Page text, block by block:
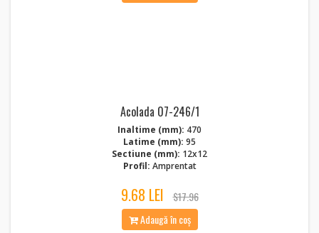
Acolada 07-246/1
Inaltime (mm): 470
Latime (mm): 95
Sectiune (mm): 12x12
Profil: Amprentat
9.68 LEI
$17.96
Adaugă în coș